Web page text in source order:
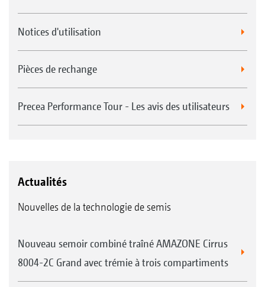
Notices d'utilisation
Pièces de rechange
Precea Performance Tour - Les avis des utilisateurs
Actualités
Nouvelles de la technologie de semis
Nouveau semoir combiné traîné AMAZONE Cirrus
8004-2C Grand avec trémie à trois compartiments